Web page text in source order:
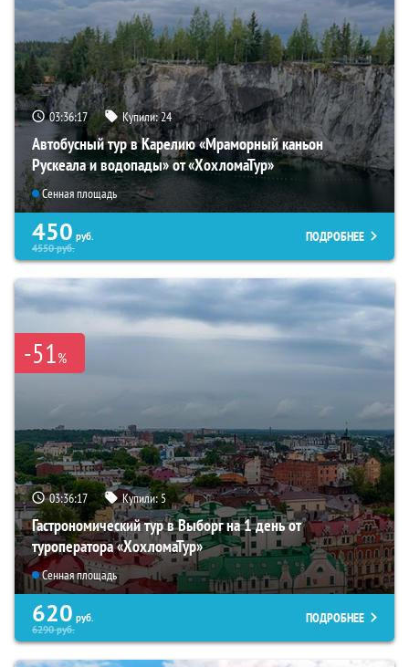
03:36:16 Купили:24
Автобусный тур в Карелию «Мраморный каньон
Рускеала и водопады» от «ХохломаТур»
Сенная площадь
450 руб.
4550руб.
ПОДРОБНЕЕ
-51%
03:36:16 Купили:5
Гастрономический тур в Выборг на 1 день от
туроператора «ХохломаТур»
Сенная площадь
620 руб.
6290руб.
ПОДРОБНЕЕ